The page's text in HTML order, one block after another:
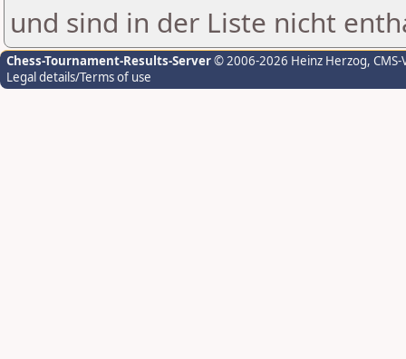
und sind in der Liste nicht
Chess-Tournament-Results-Server© 2006-2026 Heinz Herzog,
Legal details/Terms of use